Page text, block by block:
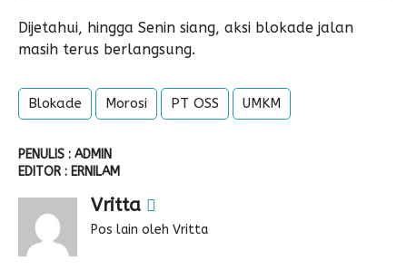
Dijetahui, hingga Senin siang, aksi blokade jalan
masih terus berlangsung.
Blokade Morosi PT OSS UMKM
PENULIS : ADMIN
EDITOR : ERNILAM
Vritta
Pos lain oleh Vritta